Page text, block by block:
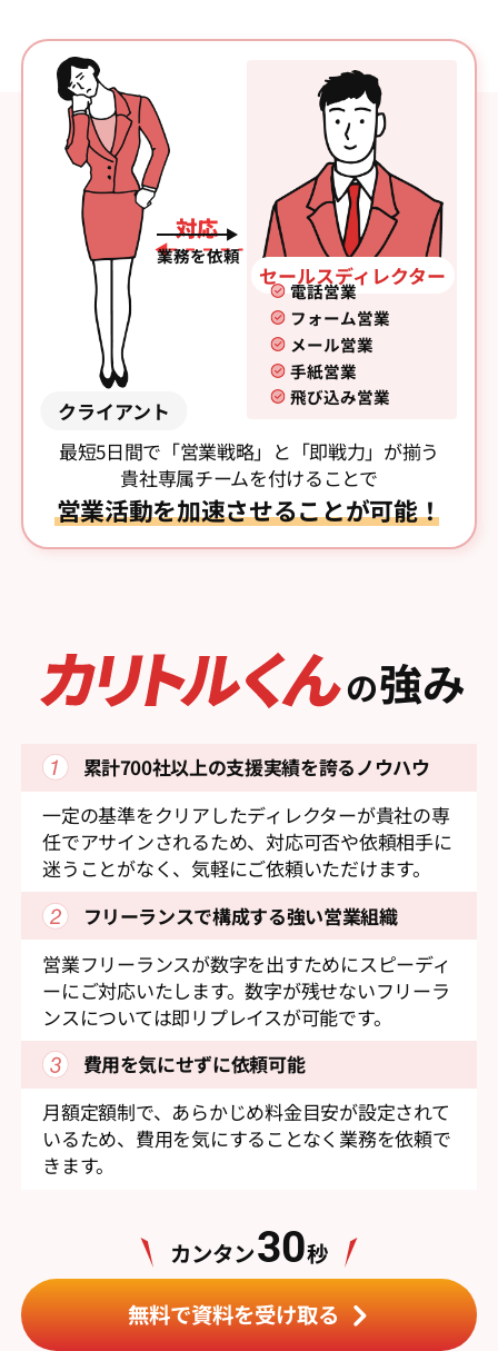
クライアント
対応
業務を依頼
セールスディレクター
電話営業
フォーム営業
メール営業
手紙営業
飛び込み営業
最短5日間で「営業戦略」と「即戦力」が揃う
貴社専属チームを付けることで
営業活動を加速させることが可能！
の強み
累計700社以上の支援実績を誇るノウハウ
一定の基準をクリアしたディレクターが貴社の専
任でアサインされるため、対応可否や依頼相手に
迷うことがなく、気軽にご依頼いただけます。
フリーランスで構成する強い営業組織
営業フリーランスが数字を出すためにスピーディ
ーにご対応いたします。数字が残せないフリーラ
ンスについては即リプレイスが可能です。
費用を気にせずに依頼可能
月額定額制で、あらかじめ料金目安が設定されて
いるため、費用を気にすることなく業務を依頼で
きます。
カンタン30秒
無料で資料を受け取る